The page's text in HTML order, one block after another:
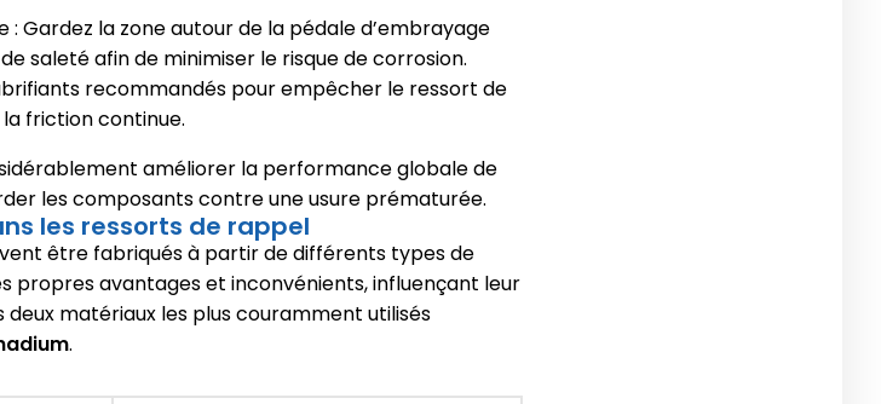
Gardez la zone autour de la pédale d’embrayage
saleté afin de minimiser le risque de corrosion.
recommandés pour empêcher le ressort de
friction continue.
améliorer la performance globale de
les composants contre une usure prématurée.
les ressorts de rappel
être fabriqués à partir de différents types de
propres avantages et inconvénients, influençant leur
matériaux les plus couramment utilisés
.